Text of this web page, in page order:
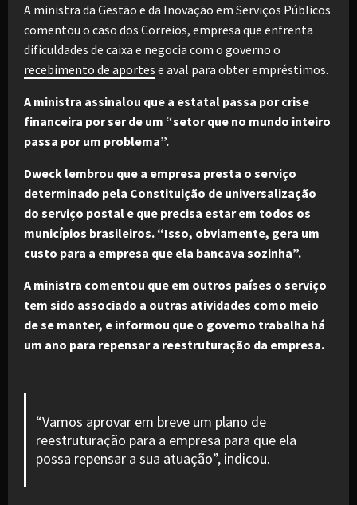
A ministra da Gestão e da Inovação em Serviços Públicos
comentou o caso dos Correios, empresa que enfrenta
dificuldades de caixa e negocia com o governo o
recebimento de aportes e aval para obter empréstimos.
A ministra assinalou que a estatal passa por crise
financeira por ser de um “setor que no mundo inteiro
passa por um problema”.
Dweck lembrou que a empresa presta o serviço
determinado pela Constituição de universalização
do serviço postal e que precisa estar em todos os
municípios brasileiros. “Isso, obviamente, gera um
custo para a empresa que ela bancava sozinha”.
A ministra comentou que em outros países o serviço
tem sido associado a outras atividades como meio
de se manter, e informou que o governo trabalha há
um ano para repensar a reestruturação da empresa.
“Vamos aprovar em breve um plano de
reestruturação para a empresa para que ela
possa repensar a sua atuação”, indicou.